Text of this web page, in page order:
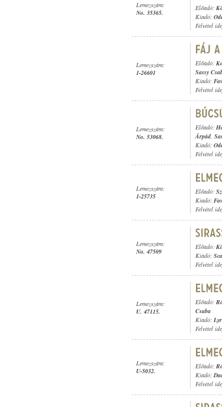
Lemezszám:
No. 35365.
Előadó:
Kiadó:
Felvétel
Lemezszám:
1-26601
Előadó:
Sassy
Kiadó:
Felvétel
Lemezszám:
No. 53068.
Előadó:
Árpád,
Kiadó:
Felvétel
Lemezszám:
1-25735
Előadó:
Kiadó:
Felvétel
Lemezszám:
No. 47509
Előadó:
Kiadó:
Felvétel
Lemezszám:
U. 47115.
Előadó:
Csaba
Kiadó:
Felvétel
Lemezszám:
U-5032.
Előadó:
Kiadó:
Felvétel